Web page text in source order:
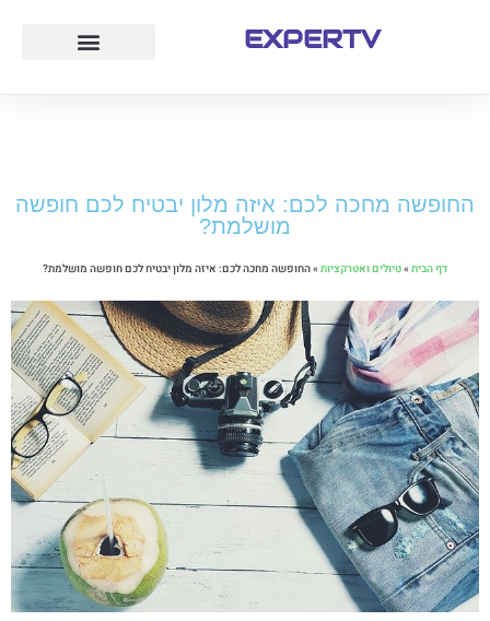
EXPERTV
החופשה מחכה לכם: איזה מלון יבטיח לכם חופשה
מושלמת?
דף הבית»טיולים ואטרקציות»החופשה מחכה לכם: איזה מלון יבטיח לכם חופשה מושלמת?